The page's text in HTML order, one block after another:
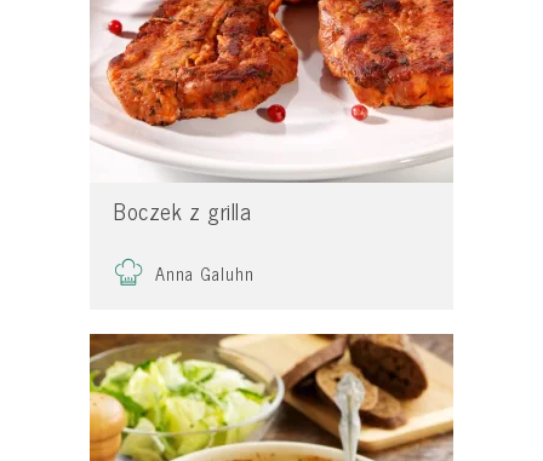
Boczek z grilla
Anna Galuhn